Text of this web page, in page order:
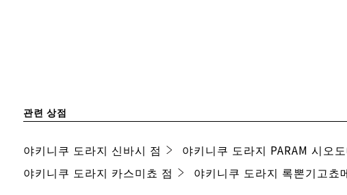
관련 상점
야키니쿠 도라지 신바시 점 야키니쿠 도라지 PARAM 시오
야키니쿠 도라지 카스미쵸 점
야키니쿠 도라지 록뽄기고쵸